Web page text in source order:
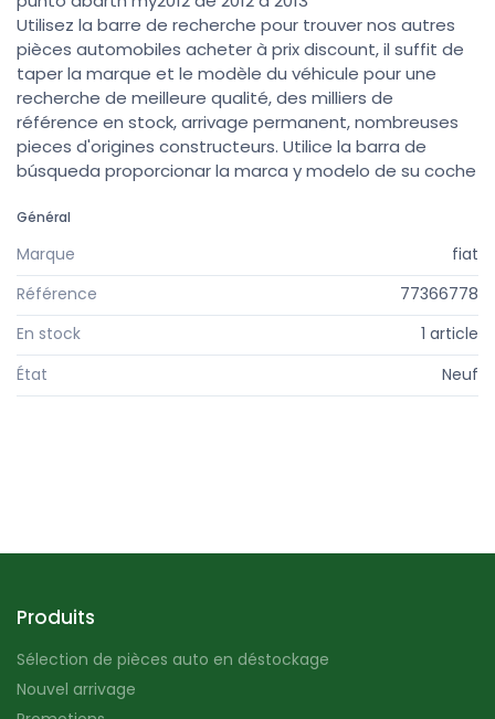
Utilisez la barre de recherche pour trouver nos autres
pièces automobiles acheter à prix discount, il suffit de
taper la marque et le modèle du véhicule pour une
recherche de meilleure qualité, des milliers de
référence en stock, arrivage permanent, nombreuses
pieces d'origines constructeurs. Utilice la barra de
búsqueda proporcionar la marca y modelo de su coche
Général
Marque
fiat
Référence
77366778
En stock
1 article
État
Neuf
Produits
Sélection de pièces auto en déstockage
Nouvel arrivage